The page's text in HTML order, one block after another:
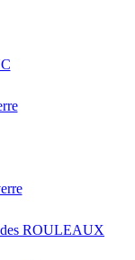
des ROULEAUX